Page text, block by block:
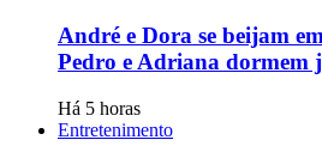
André e Dora se beijam
Pedro e Adriana dormem
Há 5 horas
Entretenimento